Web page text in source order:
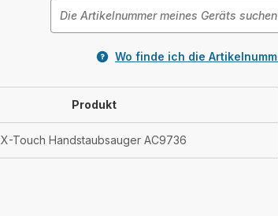
Wo finde ich die
Produkt
X-Touch Handstaubsauger AC9736